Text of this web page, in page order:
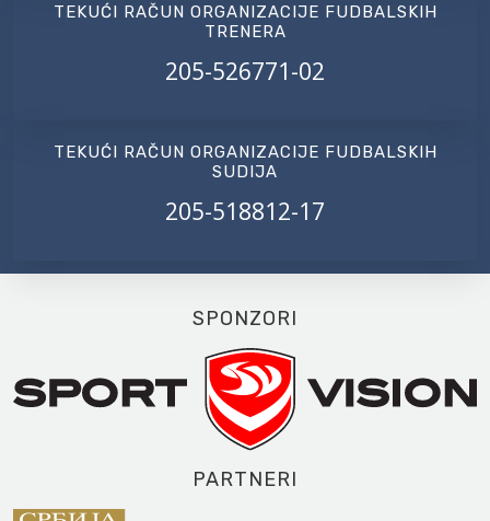
TEKUĆI RAČUN ORGANIZACIJE FUDBALSKIH
TRENERA
205-526771-02
TEKUĆI RAČUN ORGANIZACIJE FUDBALSKIH
SUDIJA
205-518812-17
SPONZORI
PARTNERI